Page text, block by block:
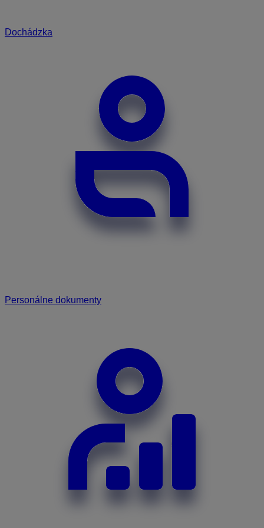
Dochádzka
Personálne dokumenty